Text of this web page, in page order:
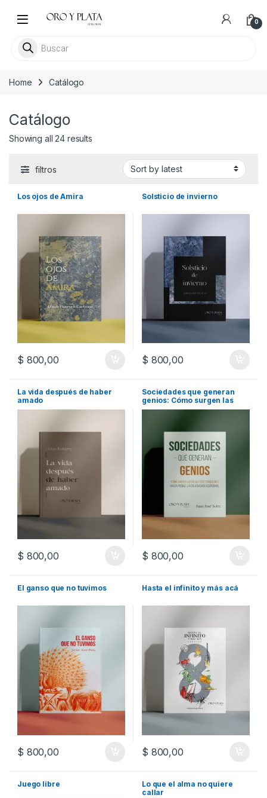
0
Busca libros
Home Catálogo
Catálogo
Showing all 24 resultsSorted by latest
filtros
Los ojos de Amira
$ 800,00
Solsticio de invierno
$ 800,00
La vida después de haber
amado
$ 800,00
Sociedades que generan
genios: Cómo surgen las
ideas y qué condiciones
$ 800,00
El ganso que no tuvimos
$ 800,00
Hasta el infinito y más acá
$ 800,00
Juego libre
Lo que el alma no quiere
callar